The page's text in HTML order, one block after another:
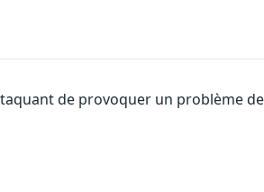
de provoquer un problème